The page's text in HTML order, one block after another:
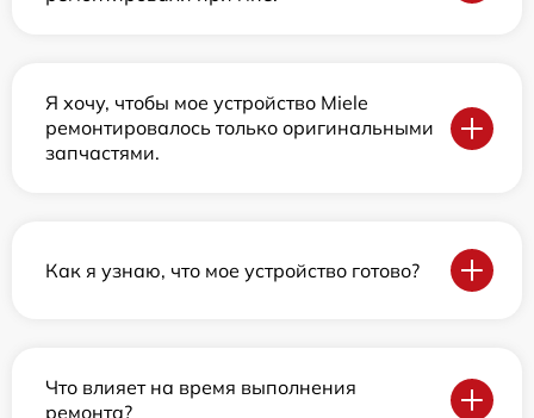
Я хочу, чтобы мое устройство Miele
ремонтировалось только оригинальными
запчастями.
Как я узнаю, что мое устройство готово?
Что влияет на время выполнения
ремонта?